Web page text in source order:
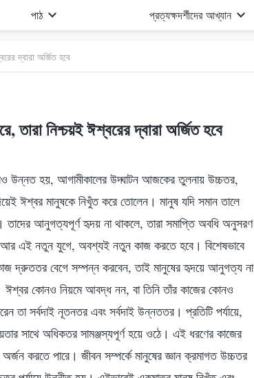
পাঠ প্রত্যক্ষদর্শীদের আখ্যান
দ্বারা অর্জিত হবে
নিশ্চয়ই ঈশ্বরের দ্বারা অর্জিত হবে
উন্নত হয়, আগামীকালের উদ্ঘাটন আজকের তুলনায় উচ্চতর,
ঈশ্বর মানুষকে নিখুঁত করে তোলেন। মানুষ যদি সমান তালে
তাদের আনুগত্যপূর্ণ হৃদয় না থাকলে, তারা সমাপ্তি অবধি অনুসরণ
এই নতুন যুগে, অবশ্যই নতুন কাজ করতে হবে। বিশেষভাবে
দ্রুততর বেগে সম্পন্ন করবেন, তাই মানুষের হৃদয়ে আনুগত্য না
কোনও নিয়মে আবদ্ধ নন, বা তিনি তাঁর কাজের কোনও
তা সর্বদাই নূতনতর এবং সর্বদাই উন্নততর। প্রতিটি পর্যায়ে,
সাথে অধিকতর সামঞ্জস্যপূর্ণ হয়ে ওঠে। এই ধরণের কাজের
করতে পারে। জীবন সম্পর্কে মানুষের জ্ঞান ক্রমাগত উচ্চতর